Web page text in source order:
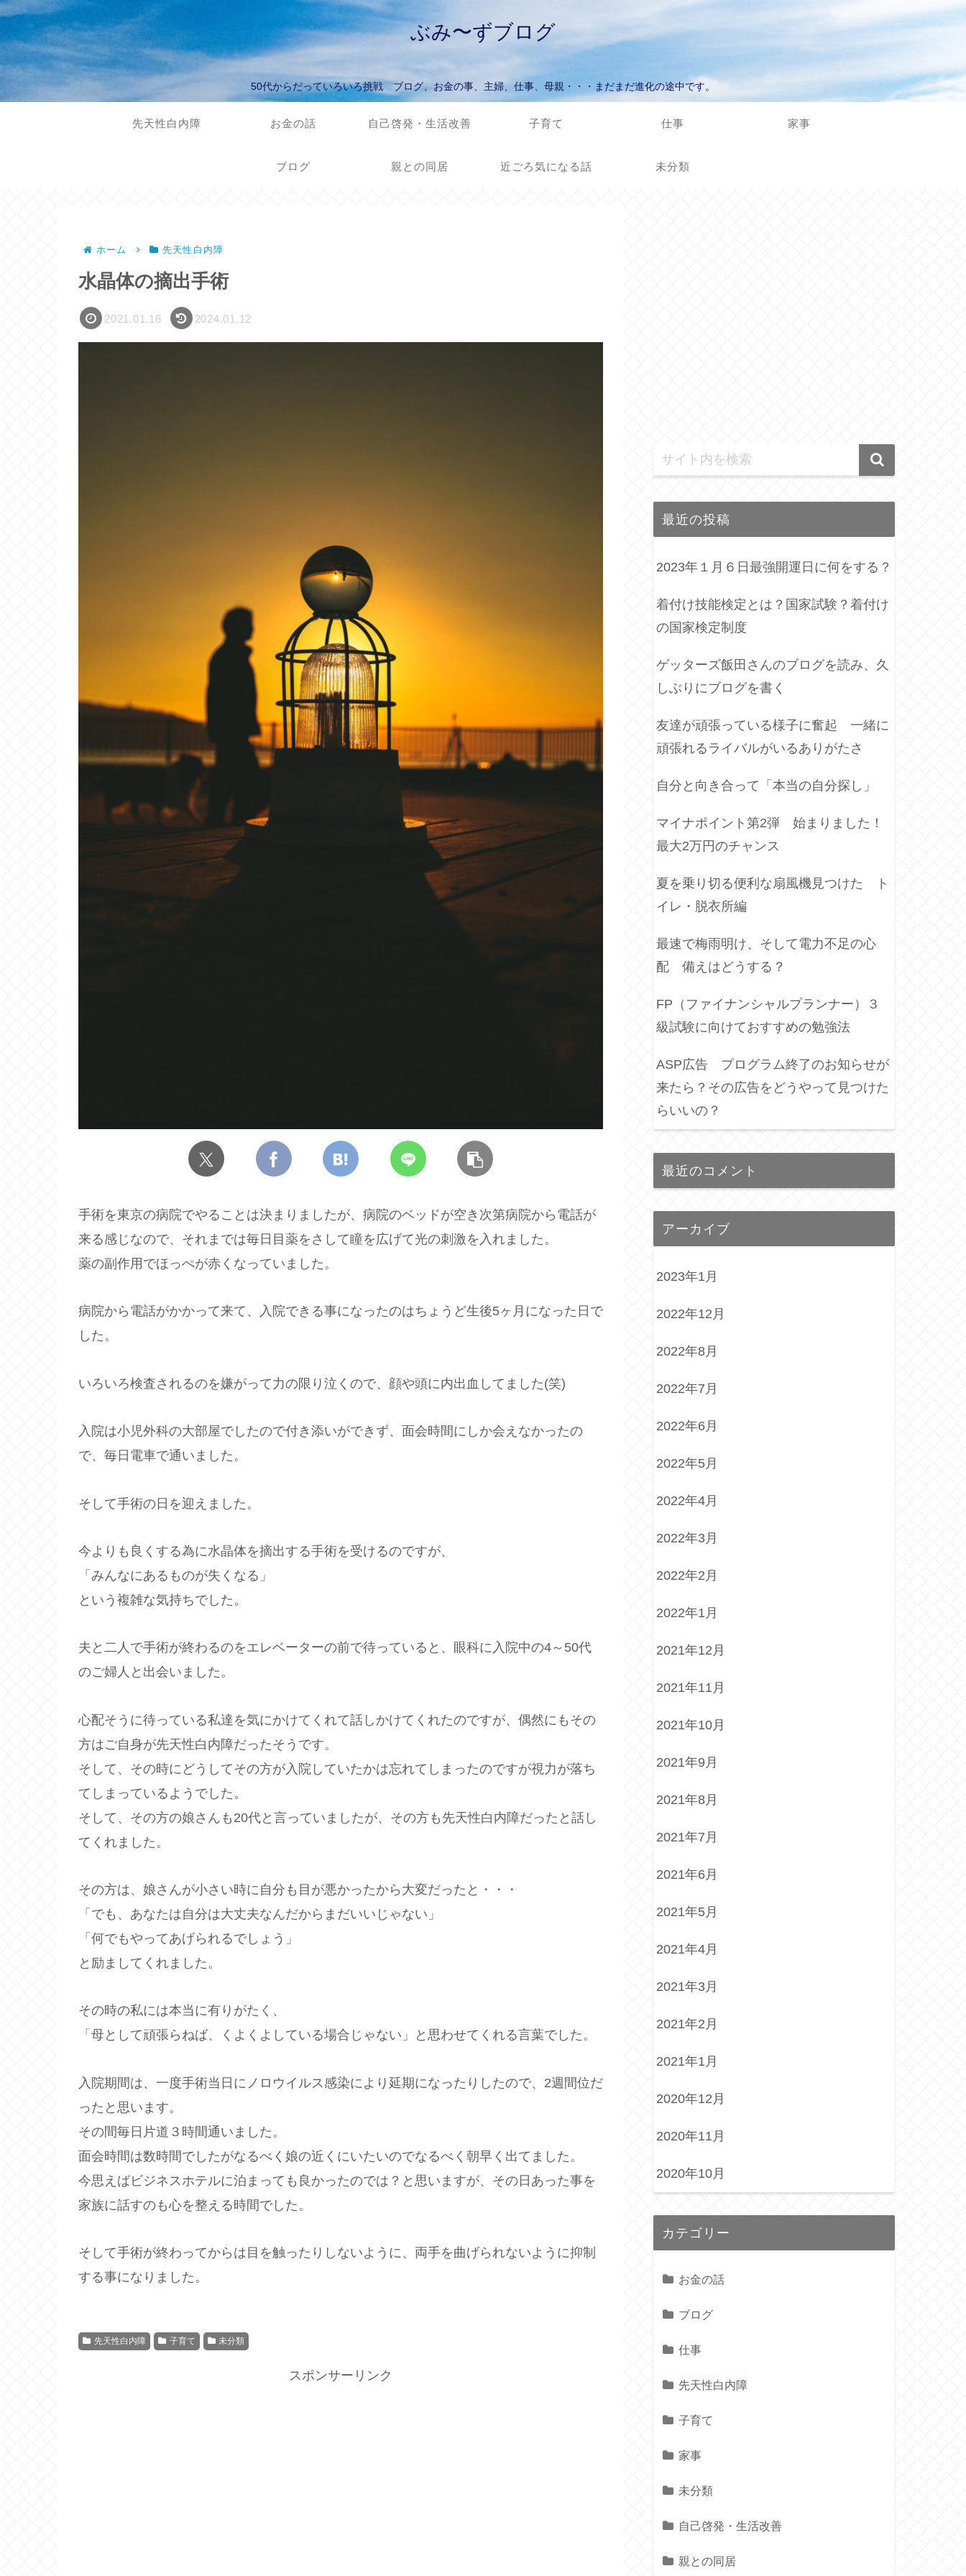
ぶみ〜ずブログ
50代からだっていろいろ挑戦 ブログ、お金の事、主婦、仕事、母親・・・まだまだ進化の途中です。
先天性白内障 お金の話 自己啓発・生活改善 子育て 仕事 家事
ブログ 親との同居 近ごろ気になる話 未分類
ホーム 先天性白内障
水晶体の摘出手術
2021.01.16 2024.01.12
手術を東京の病院でやることは決まりましたが、病院のベッドが空き次第病院から電話が
来る感じなので、それまでは毎日目薬をさして瞳を広げて光の刺激を入れました。
薬の副作用でほっぺが赤くなっていました。
病院から電話がかかって来て、入院できる事になったのはちょうど生後5ヶ月になった日で
した。
いろいろ検査されるのを嫌がって力の限り泣くので、顔や頭に内出血してました(笑)
入院は小児外科の大部屋でしたので付き添いができず、面会時間にしか会えなかったの
で、毎日電車で通いました。
そして手術の日を迎えました。
今よりも良くする為に水晶体を摘出する手術を受けるのですが、
「みんなにあるものが失くなる」
という複雑な気持ちでした。
夫と二人で手術が終わるのをエレベーターの前で待っていると、眼科に入院中の4～50代
のご婦人と出会いました。
心配そうに待っている私達を気にかけてくれて話しかけてくれたのですが、偶然にもその
方はご自身が先天性白内障だったそうです。
そして、その時にどうしてその方が入院していたかは忘れてしまったのですが視力が落ち
てしまっているようでした。
そして、その方の娘さんも20代と言っていましたが、その方も先天性白内障だったと話し
てくれました。
その方は、娘さんが小さい時に自分も目が悪かったから大変だったと・・・
「でも、あなたは自分は大丈夫なんだからまだいいじゃない」
「何でもやってあげられるでしょう」
と励ましてくれました。
その時の私には本当に有りがたく、
「母として頑張らねば、くよくよしている場合じゃない」と思わせてくれる言葉でした。
入院期間は、一度手術当日にノロウイルス感染により延期になったりしたので、2週間位だ
ったと思います。
その間毎日片道３時間通いました。
面会時間は数時間でしたがなるべく娘の近くにいたいのでなるべく朝早く出てました。
今思えばビジネスホテルに泊まっても良かったのでは？と思いますが、その日あった事を
家族に話すのも心を整える時間でした。
そして手術が終わってからは目を触ったりしないように、両手を曲げられないように抑制
する事になりました。
先天性白内障 子育て 未分類
スポンサーリンク
最近の投稿
2023年１月６日最強開運日に何をする？
着付け技能検定とは？国家試験？着付け
の国家検定制度
ゲッターズ飯田さんのブログを読み、久
しぶりにブログを書く
友達が頑張っている様子に奮起 一緒に
頑張れるライバルがいるありがたさ
自分と向き合って「本当の自分探し」
マイナポイント第2弾 始まりました！
最大2万円のチャンス
夏を乗り切る便利な扇風機見つけた ト
イレ・脱衣所編
最速で梅雨明け、そして電力不足の心
配 備えはどうする？
FP（ファイナンシャルプランナー）３
級試験に向けておすすめの勉強法
ASP広告 プログラム終了のお知らせが
来たら？その広告をどうやって見つけた
らいいの？
最近のコメント
アーカイブ
2023年1月
2022年12月
2022年8月
2022年7月
2022年6月
2022年5月
2022年4月
2022年3月
2022年2月
2022年1月
2021年12月
2021年11月
2021年10月
2021年9月
2021年8月
2021年7月
2021年6月
2021年5月
2021年4月
2021年3月
2021年2月
2021年1月
2020年12月
2020年11月
2020年10月
カテゴリー
お金の話
ブログ
仕事
先天性白内障
子育て
家事
未分類
自己啓発・生活改善
親との同居